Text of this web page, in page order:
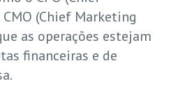
(Chief Marketing
as operações estejam
financeiras e de